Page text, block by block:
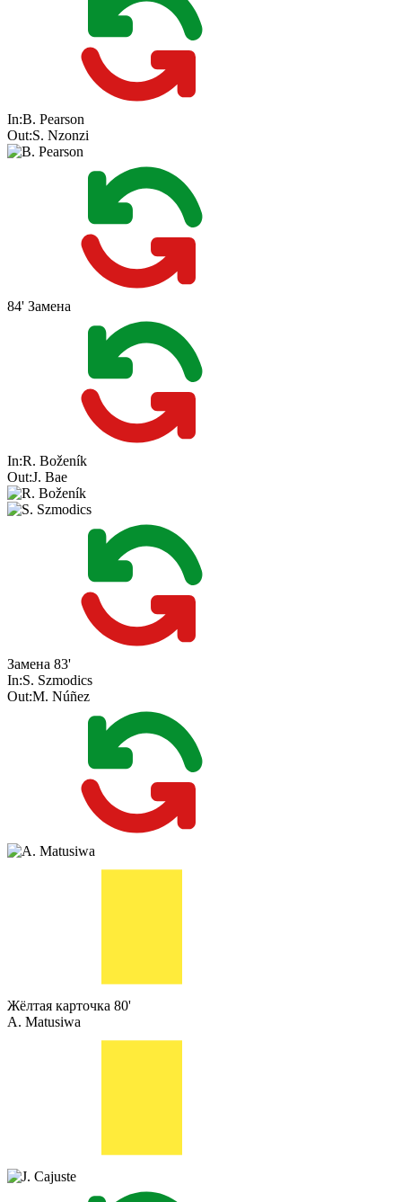
In:B. Pearson
Out:S. Nzonzi
84' Замена
In:R. Boženík
Out:J. Bae
Замена 83'
In:S. Szmodics
Out:M. Núñez
Жёлтая карточка 80'
A. Matusiwa